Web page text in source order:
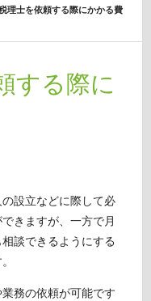
理士を依頼する際にかかる費
する際に
設立などに際して必
きますが、一方で月
談できるようにする
務の依頼が可能です